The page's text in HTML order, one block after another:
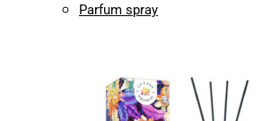
Parfum spray